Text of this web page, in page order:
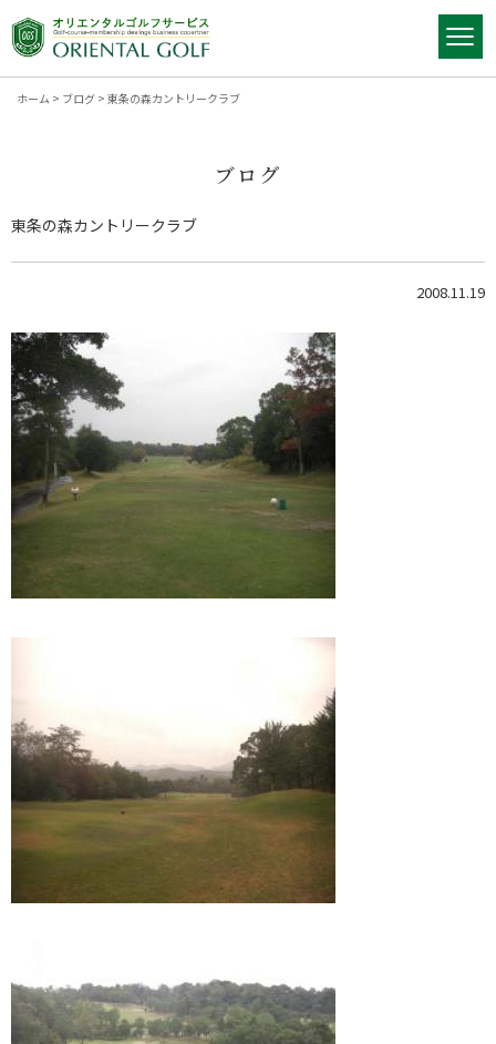
ホーム > ブログ > 東条の森カントリークラブ
ブログ
東条の森カントリークラブ
2008.11.19